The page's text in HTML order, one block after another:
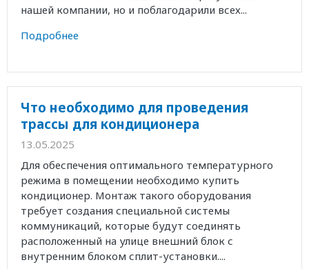
нашей компании, но и поблагодарили всех...
Подробнее
Что необходимо для проведения
трассы для кондиционера
13.05.2025
Для обеспечения оптимального температурного
режима в помещении необходимо купить
кондиционер. Монтаж такого оборудования
требует создания специальной системы
коммуникаций, которые будут соединять
расположенный на улице внешний блок с
внутренним блоком сплит-установки....